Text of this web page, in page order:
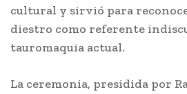
cultural y sirvió para
diestro como referente
tauromaquia actual.
La ceremonia, presidida por